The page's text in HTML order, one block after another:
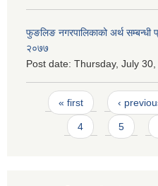
फुङलिङ नगरपालिकाको अर्थ सम्बन्धी
२०७७
Post date: Thursday, July
Pages
« first ‹
4 5